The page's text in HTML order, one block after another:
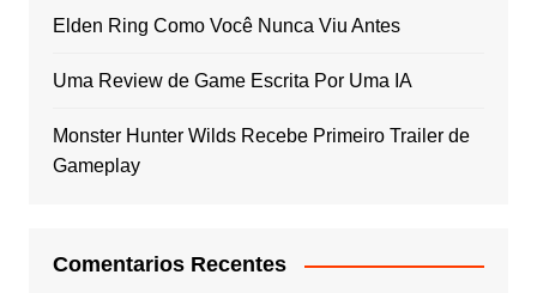
Elden Ring Como Você Nunca Viu Antes
Uma Review de Game Escrita Por Uma IA
Monster Hunter Wilds Recebe Primeiro Trailer de
Gameplay
Comentarios Recentes